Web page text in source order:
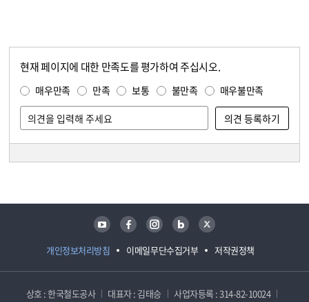
현재 페이지에 대한 만족도를 평가하여 주십시오.
매우만족 만족 보통 불만족 매우불만족
개인정보처리방침 이메일무단수집거부 저작권정책
유튜브 페이스북 인스타그램 블로그 트위터
상호 : 한국철도공사 대표자 : 김태승
사업자등록 : 314-82-10024